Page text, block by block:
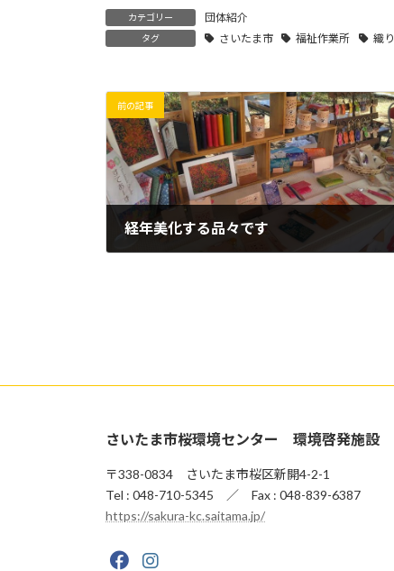
カテゴリー 団体紹介
タグ さいたま市 福祉作業所 織り
前の記事
経年美化する品々です
さいたま市桜環境センター 環境啓発施設
〒338-0834 さいたま市桜区新開4-2-1
Tel : 048-710-5345 ／ Fax : 048-839-6387
https://sakura-kc.saitama.jp/